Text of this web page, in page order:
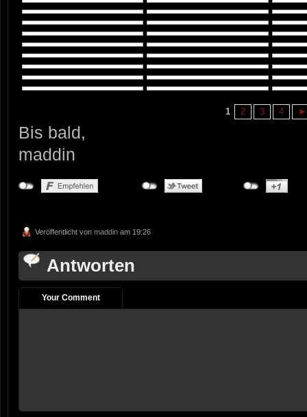
1 2 3 4 ►
Bis bald,
maddin
Veröffentlicht von maddin am 19:26
Antworten
Your Comment